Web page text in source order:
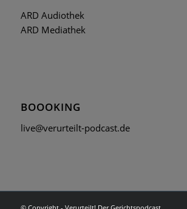
ARD Audiothek
ARD Mediathek
BOOOKING
live@verurteilt-podcast.de